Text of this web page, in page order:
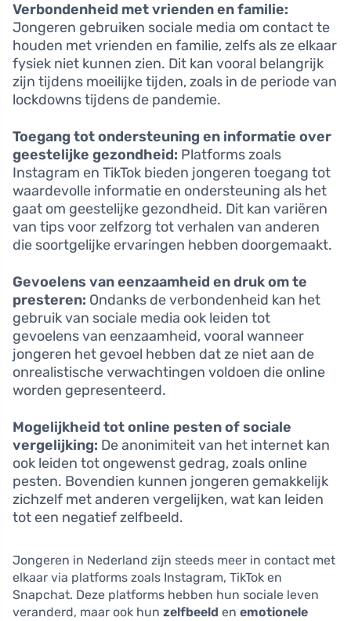
Verbondenheid met vrienden en familie:
Jongeren gebruiken sociale media om contact te
houden met vrienden en familie, zelfs als ze elkaar
fysiek niet kunnen zien. Dit kan vooral belangrijk
zijn tijdens moeilijke tijden, zoals in de periode van
lockdowns tijdens de pandemie.
Toegang tot ondersteuning en informatie over
geestelijke gezondheid: Platforms zoals
Instagram en TikTok bieden jongeren toegang tot
waardevolle informatie en ondersteuning als het
gaat om geestelijke gezondheid. Dit kan variëren
van tips voor zelfzorg tot verhalen van anderen
die soortgelijke ervaringen hebben doorgemaakt.
Gevoelens van eenzaamheid en druk om te
presteren: Ondanks de verbondenheid kan het
gebruik van sociale media ook leiden tot
gevoelens van eenzaamheid, vooral wanneer
jongeren het gevoel hebben dat ze niet aan de
onrealistische verwachtingen voldoen die online
worden gepresenteerd.
Mogelijkheid tot online pesten of sociale
vergelijking: De anonimiteit van het internet kan
ook leiden tot ongewenst gedrag, zoals online
pesten. Bovendien kunnen jongeren gemakkelijk
zichzelf met anderen vergelijken, wat kan leiden
tot een negatief zelfbeeld.
Jongeren in Nederland zijn steeds meer in contact met
elkaar via platforms zoals Instagram, TikTok en
Snapchat. Deze platforms hebben hun sociale leven
veranderd, maar ook hun zelfbeeld en emotionele